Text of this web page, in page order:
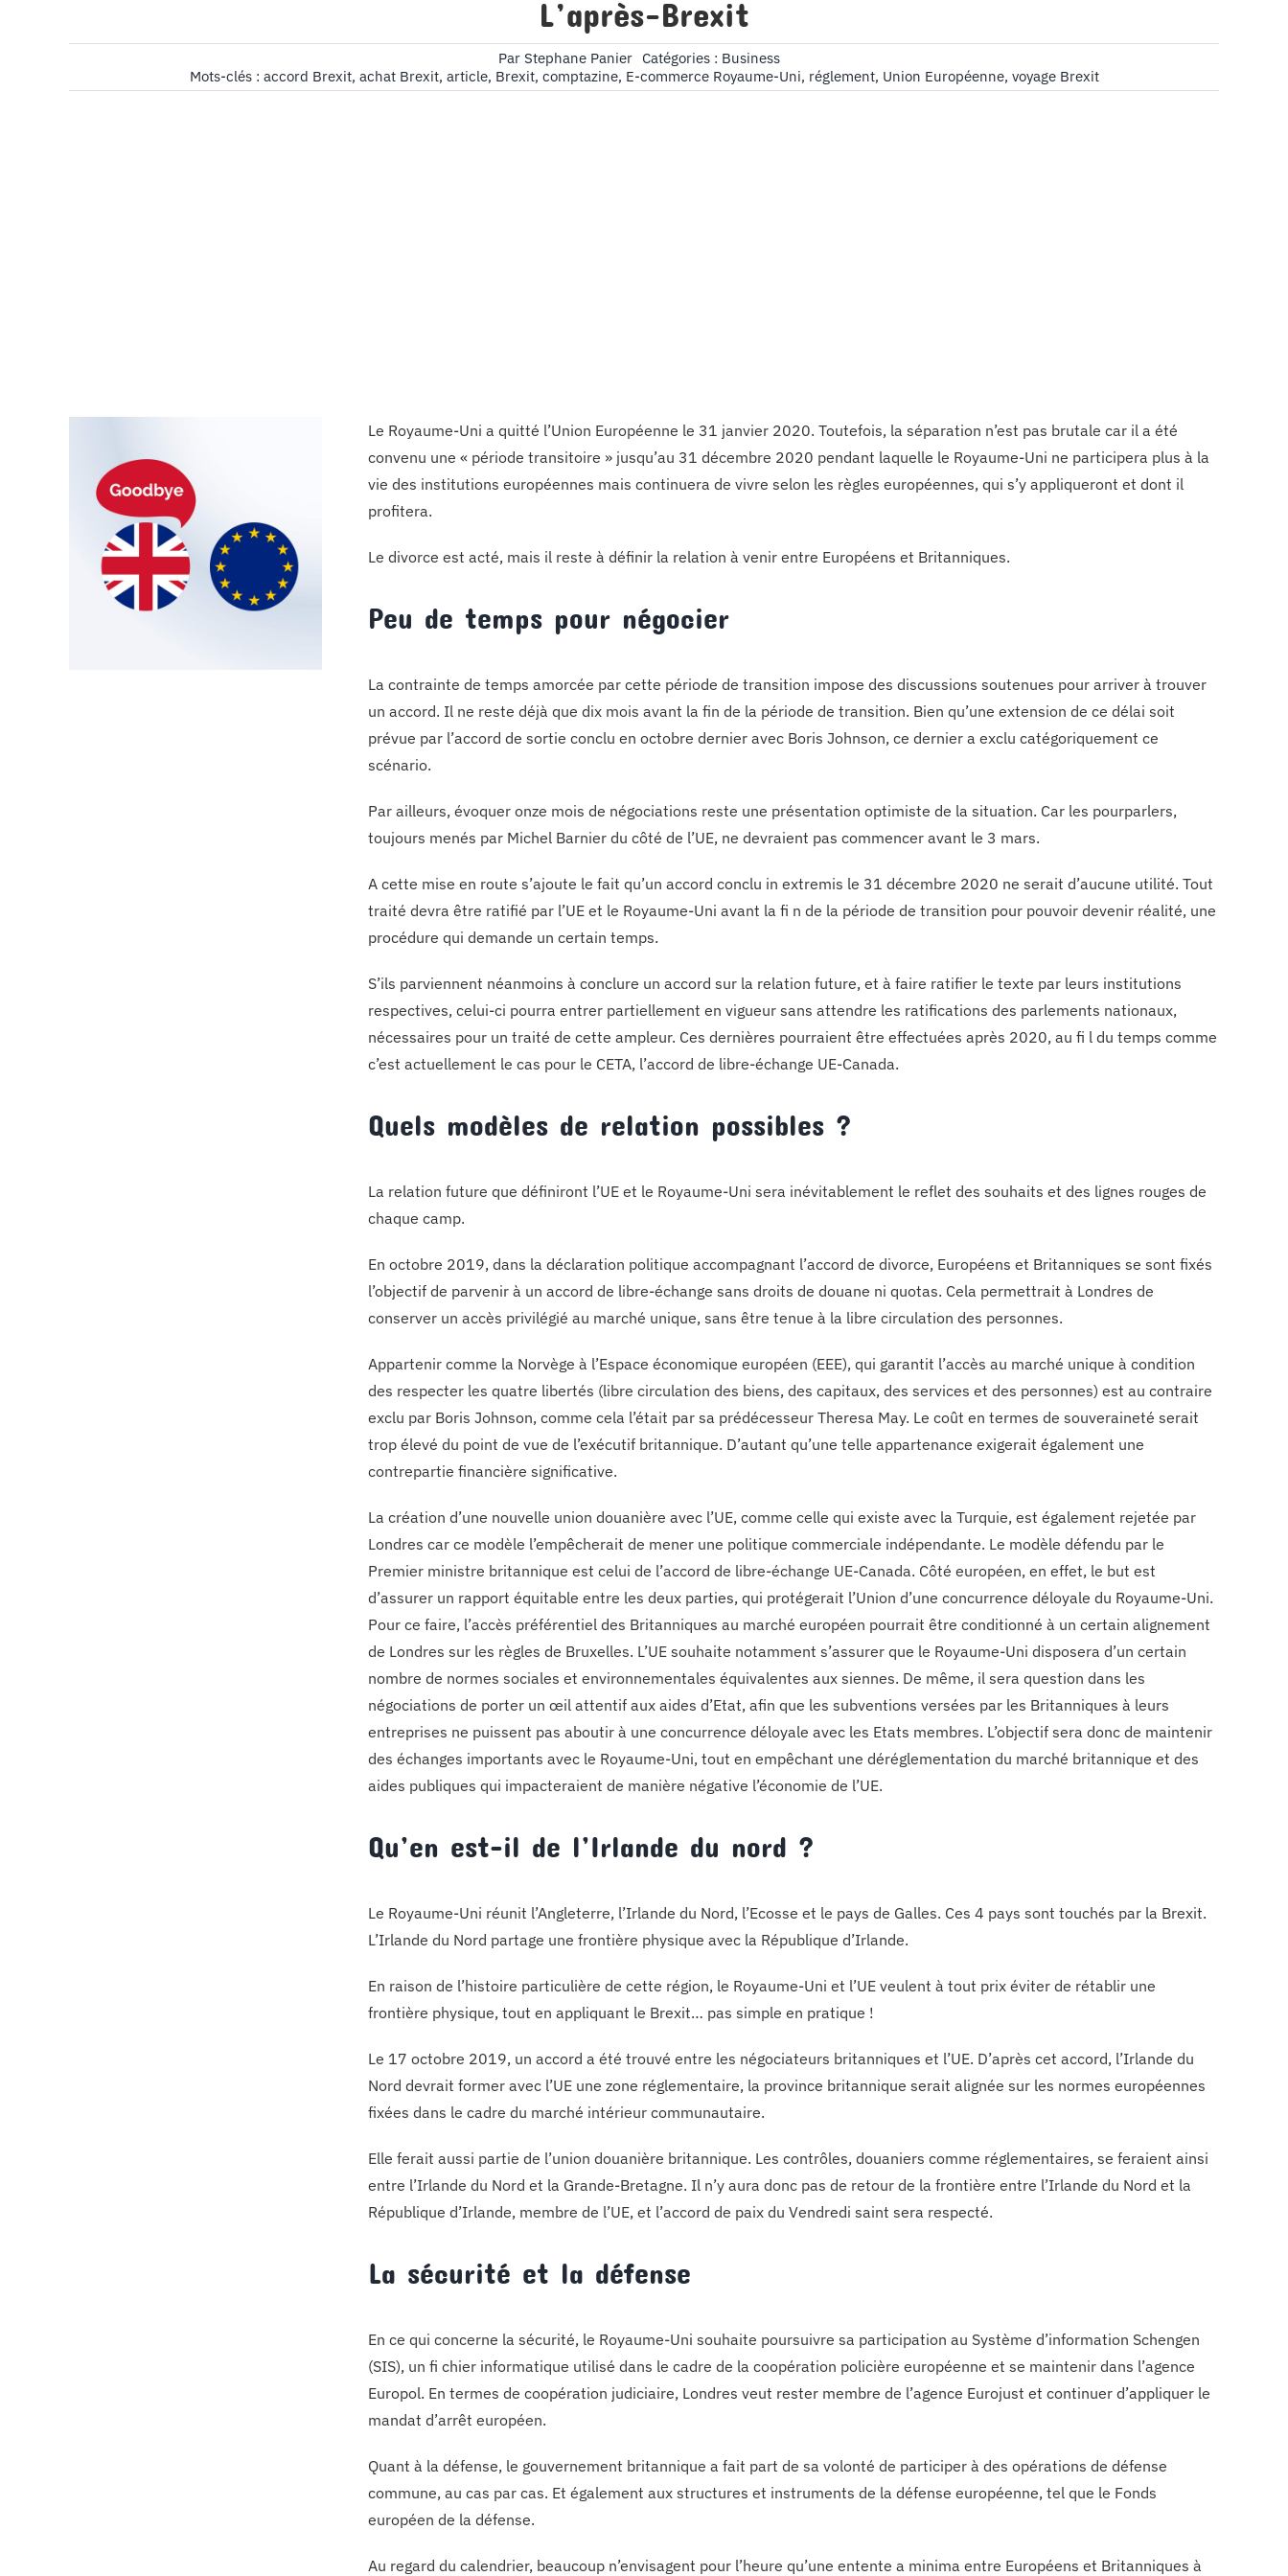
L’après-Brexit
Par Stephane Panier Catégories : Business
Mots-clés : accord Brexit, achat Brexit, article, Brexit, comptazine, E-commerce Royaume-Uni, réglement, Union Européenne, voyage Brexit
Le Royaume-Uni a quitté l’Union Européenne le 31 janvier 2020. Toutefois, la séparation n’est pas brutale car il a été
convenu une « période transitoire » jusqu’au 31 décembre 2020 pendant laquelle le Royaume-Uni ne participera plus à la
vie des institutions européennes mais continuera de vivre selon les règles européennes, qui s’y appliqueront et dont il
profitera.
Le divorce est acté, mais il reste à définir la relation à venir entre Européens et Britanniques.
Peu de temps pour négocier
La contrainte de temps amorcée par cette période de transition impose des discussions soutenues pour arriver à trouver
un accord. Il ne reste déjà que dix mois avant la fin de la période de transition. Bien qu’une extension de ce délai soit
prévue par l’accord de sortie conclu en octobre dernier avec Boris Johnson, ce dernier a exclu catégoriquement ce
scénario.
Par ailleurs, évoquer onze mois de négociations reste une présentation optimiste de la situation. Car les pourparlers,
toujours menés par Michel Barnier du côté de l’UE, ne devraient pas commencer avant le 3 mars.
A cette mise en route s’ajoute le fait qu’un accord conclu in extremis le 31 décembre 2020 ne serait d’aucune utilité. Tout
traité devra être ratifié par l’UE et le Royaume-Uni avant la fi n de la période de transition pour pouvoir devenir réalité, une
procédure qui demande un certain temps.
S’ils parviennent néanmoins à conclure un accord sur la relation future, et à faire ratifier le texte par leurs institutions
respectives, celui-ci pourra entrer partiellement en vigueur sans attendre les ratifications des parlements nationaux,
nécessaires pour un traité de cette ampleur. Ces dernières pourraient être effectuées après 2020, au fi l du temps comme
c’est actuellement le cas pour le CETA, l’accord de libre-échange UE-Canada.
Quels modèles de relation possibles ?
La relation future que définiront l’UE et le Royaume-Uni sera inévitablement le reflet des souhaits et des lignes rouges de
chaque camp.
En octobre 2019, dans la déclaration politique accompagnant l’accord de divorce, Européens et Britanniques se sont fixés
l’objectif de parvenir à un accord de libre-échange sans droits de douane ni quotas. Cela permettrait à Londres de
conserver un accès privilégié au marché unique, sans être tenue à la libre circulation des personnes.
Appartenir comme la Norvège à l’Espace économique européen (EEE), qui garantit l’accès au marché unique à condition
des respecter les quatre libertés (libre circulation des biens, des capitaux, des services et des personnes) est au contraire
exclu par Boris Johnson, comme cela l’était par sa prédécesseur Theresa May. Le coût en termes de souveraineté serait
trop élevé du point de vue de l’exécutif britannique. D’autant qu’une telle appartenance exigerait également une
contrepartie financière significative.
La création d’une nouvelle union douanière avec l’UE, comme celle qui existe avec la Turquie, est également rejetée par
Londres car ce modèle l’empêcherait de mener une politique commerciale indépendante. Le modèle défendu par le
Premier ministre britannique est celui de l’accord de libre-échange UE-Canada. Côté européen, en effet, le but est
d’assurer un rapport équitable entre les deux parties, qui protégerait l’Union d’une concurrence déloyale du Royaume-Uni.
Pour ce faire, l’accès préférentiel des Britanniques au marché européen pourrait être conditionné à un certain alignement
de Londres sur les règles de Bruxelles. L’UE souhaite notamment s’assurer que le Royaume-Uni disposera d’un certain
nombre de normes sociales et environnementales équivalentes aux siennes. De même, il sera question dans les
négociations de porter un œil attentif aux aides d’Etat, afin que les subventions versées par les Britanniques à leurs
entreprises ne puissent pas aboutir à une concurrence déloyale avec les Etats membres. L’objectif sera donc de maintenir
des échanges importants avec le Royaume-Uni, tout en empêchant une déréglementation du marché britannique et des
aides publiques qui impacteraient de manière négative l’économie de l’UE.
Qu’en est-il de l’Irlande du nord ?
Le Royaume-Uni réunit l’Angleterre, l’Irlande du Nord, l’Ecosse et le pays de Galles. Ces 4 pays sont touchés par la Brexit.
L’Irlande du Nord partage une frontière physique avec la République d’Irlande.
En raison de l’histoire particulière de cette région, le Royaume-Uni et l’UE veulent à tout prix éviter de rétablir une
frontière physique, tout en appliquant le Brexit… pas simple en pratique !
Le 17 octobre 2019, un accord a été trouvé entre les négociateurs britanniques et l’UE. D’après cet accord, l’Irlande du
Nord devrait former avec l’UE une zone réglementaire, la province britannique serait alignée sur les normes européennes
fixées dans le cadre du marché intérieur communautaire.
Elle ferait aussi partie de l’union douanière britannique. Les contrôles, douaniers comme réglementaires, se feraient ainsi
entre l’Irlande du Nord et la Grande-Bretagne. Il n’y aura donc pas de retour de la frontière entre l’Irlande du Nord et la
République d’Irlande, membre de l’UE, et l’accord de paix du Vendredi saint sera respecté.
La sécurité et la défense
En ce qui concerne la sécurité, le Royaume-Uni souhaite poursuivre sa participation au Système d’information Schengen
(SIS), un fi chier informatique utilisé dans le cadre de la coopération policière européenne et se maintenir dans l’agence
Europol. En termes de coopération judiciaire, Londres veut rester membre de l’agence Eurojust et continuer d’appliquer le
mandat d’arrêt européen.
Quant à la défense, le gouvernement britannique a fait part de sa volonté de participer à des opérations de défense
commune, au cas par cas. Et également aux structures et instruments de la défense européenne, tel que le Fonds
européen de la défense.
Au regard du calendrier, beaucoup n’envisagent pour l’heure qu’une entente a minima entre Européens et Britanniques à